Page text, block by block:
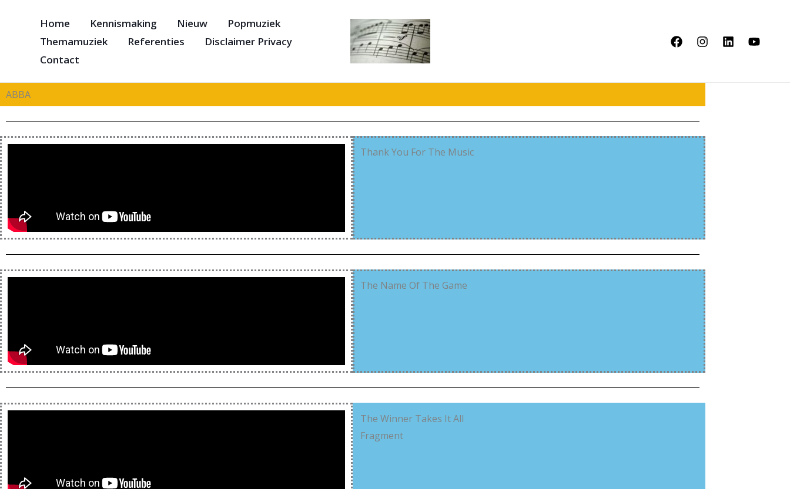
Home Kennismaking Nieuw
Popmuziek
Themamuziek
Referenties
Disclaimer Privacy
Contact
ABBA
Thank You For The Music
The Name Of The Game
The Winner Takes It All
Fragment